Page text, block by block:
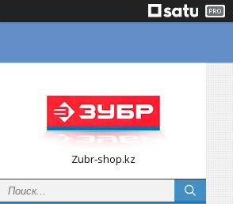
Zubr-shop.kz